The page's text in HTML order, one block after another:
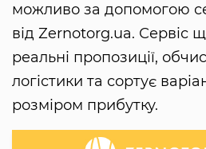
можливо за допомогою
від Zernotorg.ua. Сервіс
реальні пропозиції,
логістики та сортує
розміром прибутку.